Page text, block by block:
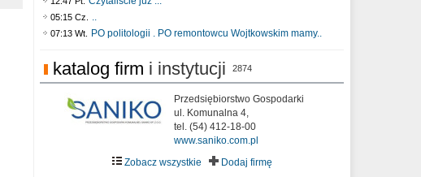
05:15 Cz. ..
07:13 Wt. PO politologii . PO remontowcu Wojtkowskim mamy..
katalog firm i instytucji 2874
Przedsiębiorstwo Gospodarki
ul. Komunalna 4,
tel. (54) 412-18-00
www.saniko.com.pl
Zobacz wszystkie
Dodaj firmę